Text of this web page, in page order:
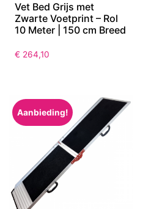
Vet Bed Grijs met
Zwarte Voetprint – Rol
10 Meter | 150 cm Breed
€ 264,10
Aanbieding!